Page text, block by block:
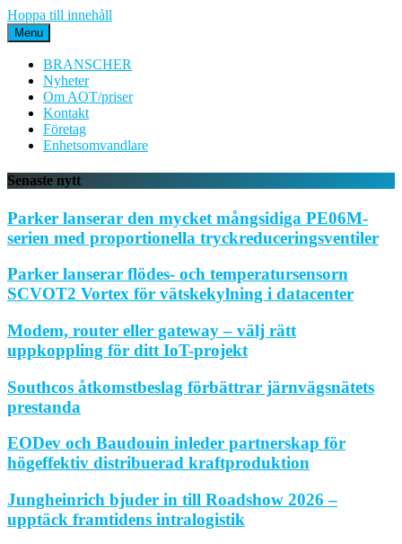
Hoppa till innehåll
Menu
BRANSCHER
Nyheter
Om AOT/priser
Kontakt
Företag
Enhetsomvandlare
Senaste nytt
Parker lanserar den mycket mångsidiga PE06M-
serien med proportionella tryckreduceringsventiler
Parker lanserar flödes- och temperatursensorn
SCVOT2 Vortex för vätskekylning i datacenter
Modem, router eller gateway – välj rätt
uppkoppling för ditt IoT-projekt
Southcos åtkomstbeslag förbättrar järnvägsnätets
prestanda
EODev och Baudouin inleder partnerskap för
högeffektiv distribuerad kraftproduktion
Jungheinrich bjuder in till Roadshow 2026 –
upptäck framtidens intralogistik